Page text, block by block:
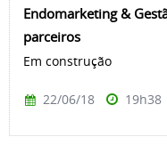
Endomarketing &
parceiros
Em construção
22/06/18 19h38